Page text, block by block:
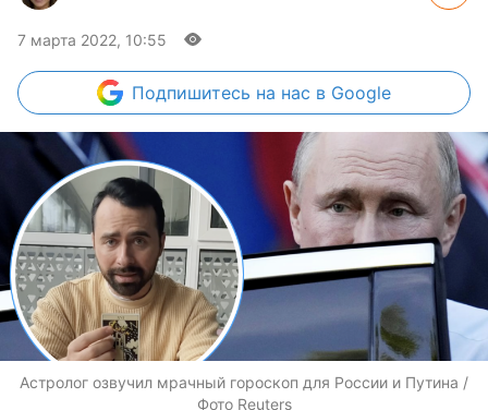
7 марта 2022, 10:55
Подпишитесь на нас в Google
Астролог озвучил мрачный гороскоп для России и Путина /
Фото Reuters